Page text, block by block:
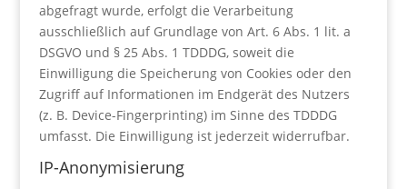
abgefragt wurde, erfolgt die Verarbeitung
ausschließlich auf Grundlage von Art. 6 Abs. 1 lit. a
DSGVO und § 25 Abs. 1 TDDDG, soweit die
Einwilligung die Speicherung von Cookies oder den
Zugriff auf Informationen im Endgerät des Nutzers
(z. B. Device-Fingerprinting) im Sinne des TDDDG
umfasst. Die Einwilligung ist jederzeit widerrufbar.
IP-Anonymisierung